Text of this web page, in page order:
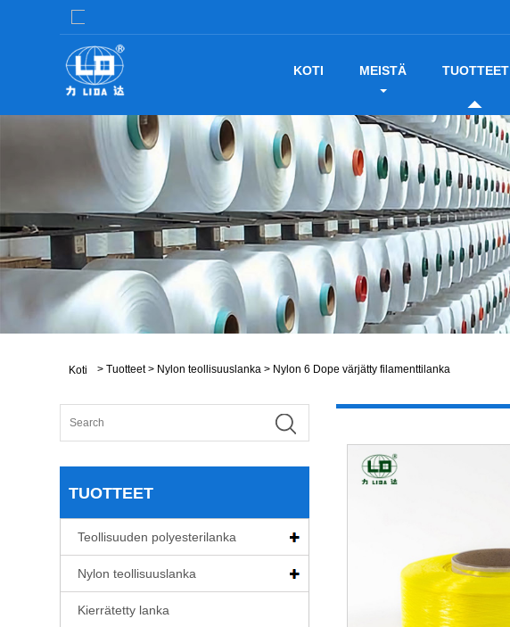
KOTI MEISTÄ TUOTTEET
Koti > Tuotteet> Nylon teollisuuslanka > Nylon 6 Dope värjätty filamenttilanka
TUOTTEET
Teollisuuden polyesterilanka
Nylon teollisuuslanka
Kierrätetty lanka